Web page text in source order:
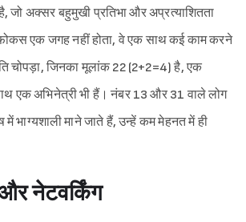
जो अक्सर बहुमुखी प्रतिभा और अप्रत्याशितता
एक जगह नहीं होता, वे एक साथ कई काम करने
चोपड़ा, जिनका मूलांक 22 (2+2=4) है, एक
एक अभिनेत्री भी हैं। नंबर 13 और 31 वाले लोग
में भाग्यशाली माने जाते हैं, उन्हें कम मेहनत में ही
नेटवर्किंग